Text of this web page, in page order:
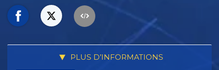
PLUS D’INFORMATIONS